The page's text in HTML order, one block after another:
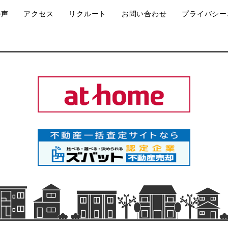
アクセス リクルート お問い合わせ プライバシ